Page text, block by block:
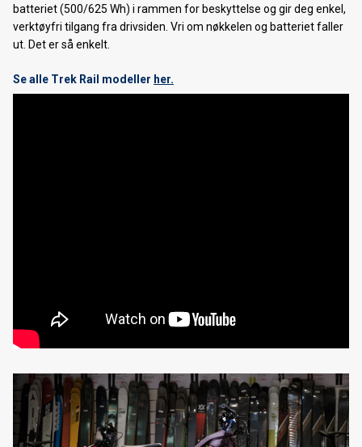
batteriet (500/625 Wh) i rammen for beskyttelse og gir deg enkel,
verktøyfri tilgang fra drivsiden. Vri om nøkkelen og batteriet faller
ut. Det er så enkelt.
Se alle Trek Rail modeller her.